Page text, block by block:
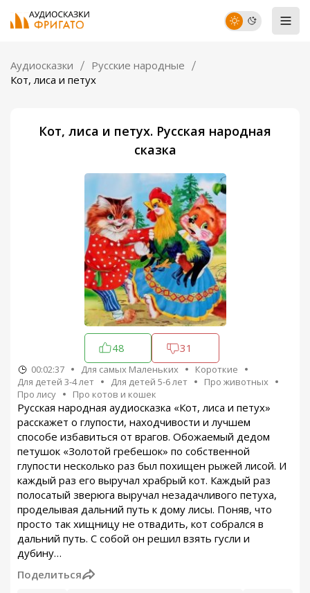
Аудиосказки
Русские народные
Кот, лиса и петух
Кот, лиса и петух. Русская народная
сказка
48 31
00:02:37 Для самых Маленьких
Короткие
Для детей 3-4 лет
Для детей 5-6 лет
Про животных
Про лису
Про котов и кошек
Русская народная аудиосказка «Кот, лиса и петух»
расскажет о глупости, находчивости и лучшем
способе избавиться от врагов. Обожаемый дедом
петушок «Золотой гребешок» по собственной
глупости несколько раз был похищен рыжей лисой. И
каждый раз его выручал храбрый кот. Каждый раз
полосатый зверюга выручал незадачливого петуха,
проделывая дальний путь к дому лисы. Поняв, что
просто так хищницу не отвадить, кот собрался в
дальний путь. С собой он решил взять гусли и
дубину…
Поделиться